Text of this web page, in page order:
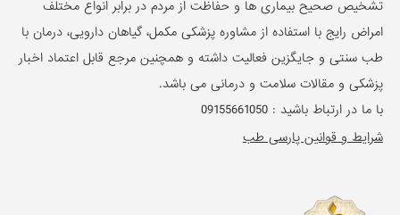
تشخیص صحیح بیماری ها و حفاظت از مردم در برابر انواع مختلف
امراض رایج با استفاده از مشاوره پزشکی مکمل، گیاهان دارویی، درمان با
طب سنتی و جایگزین فعالیت داشته و همچنین مرجع قابل اعتماد اخبار
پزشکی و مقالات سلامت و درمانی می باشد.
با ما در ارتباط باشید :09155661050
شرایط و قوانین پارسی طب